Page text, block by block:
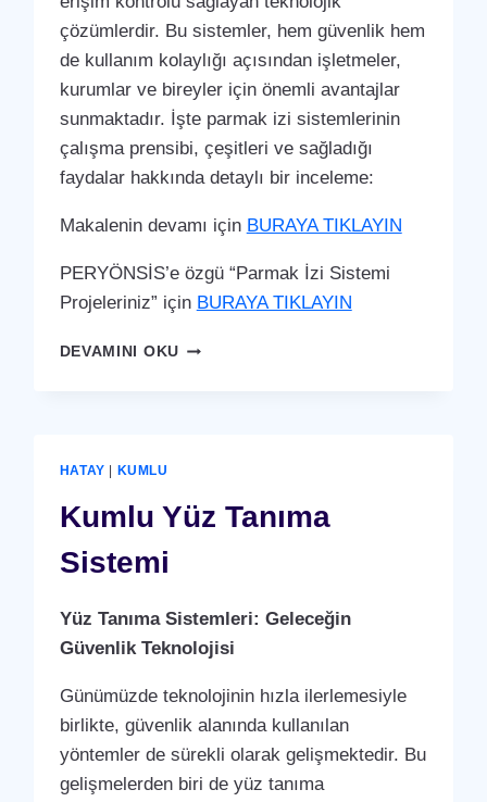
çözümlerdir. Bu sistemler, hem güvenlik hem
de kullanım kolaylığı açısından işletmeler,
kurumlar ve bireyler için önemli avantajlar
sunmaktadır. İşte parmak izi sistemlerinin
çalışma prensibi, çeşitleri ve sağladığı
faydalar hakkında detaylı bir inceleme:
Makalenin devamı için BURAYA TIKLAYIN
PERYÖNSİS’e özgü “Parmak İzi Sistemi
Projeleriniz” için BURAYA TIKLAYIN
DEVAMINI OKUKUMLU
HATAY KUMLU
Kumlu Yüz Tanıma
Sistemi
Yüz Tanıma Sistemleri: Geleceğin
Güvenlik Teknolojisi
Günümüzde teknolojinin hızla ilerlemesiyle
birlikte, güvenlik alanında kullanılan
yöntemler de sürekli olarak gelişmektedir. Bu
gelişmelerden biri de yüz tanıma